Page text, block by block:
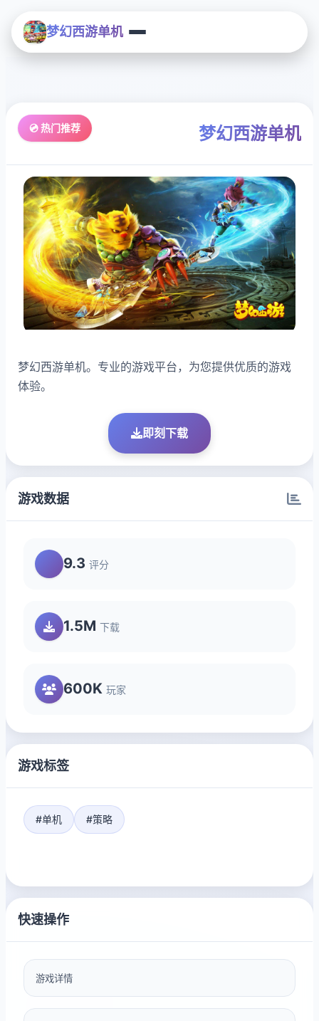
梦幻西游单机
💿 热门推荐 梦幻西游单机
梦幻西游单机。专业的游戏平台，为您提供优质的游戏
体验。
即刻下载
游戏数据
9.3 评分
1.5M 下载
600K 玩家
游戏标签
#单机 #策略
快速操作
游戏详情